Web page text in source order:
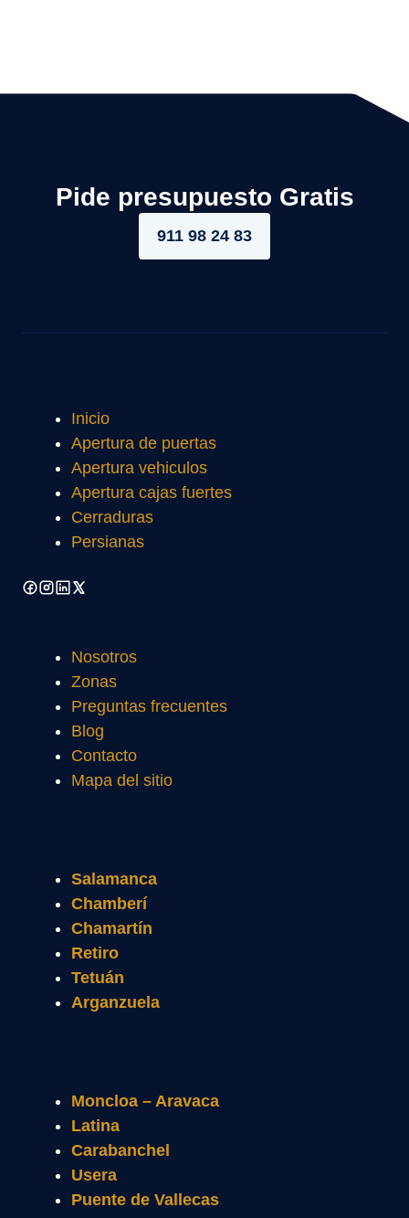
Pide presupuesto Gratis
911 98 24 83
Inicio
Apertura de puertas
Apertura vehiculos
Apertura cajas fuertes
Cerraduras
Persianas
Nosotros
Zonas
Preguntas frecuentes
Blog
Contacto
Mapa del sitio
Salamanca
Chamberí
Chamartín
Retiro
Tetuán
Arganzuela
Moncloa – Aravaca
Latina
Carabanchel
Usera
Puente de Vallecas